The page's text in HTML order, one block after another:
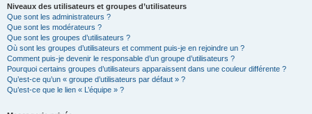
Niveaux des utilisateurs et groupes d’utilisateurs
Que sont les administrateurs ?
Que sont les modérateurs ?
Que sont les groupes d’utilisateurs ?
Où sont les groupes d’utilisateurs et comment puis-je en rejoindre un ?
Comment puis-je devenir le responsable d’un groupe d’utilisateurs ?
Pourquoi certains groupes d’utilisateurs apparaissent dans une couleur différente ?
Qu’est-ce qu’un « groupe d’utilisateurs par défaut » ?
Qu’est-ce que le lien « L’équipe » ?